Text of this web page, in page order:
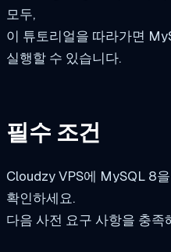
모두,
이 튜토리얼을 따라가면
실행할 수 있습니다.
필수 조건
Cloudzy VPS에 MySQL 8
확인하세요.
다음 사전 요구 사항을 충족